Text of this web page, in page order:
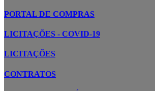
PORTAL DE COMPRAS
LICITAÇÕES - COVID-19
LICITAÇÕES
CONTRATOS